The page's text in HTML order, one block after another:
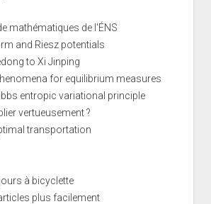
mathématiques de l'ÉNS
and Riesz potentials
to Xi Jinping
for equilibrium measures
entropic variational principle
vertueusement ?
transportation
à bicyclette
plus facilement